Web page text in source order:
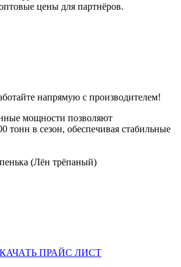
цены для партнёров.
напрямую с производителем!
мощности позволяют
тонн в сезон, обеспечивая стабильные
(Лён трёпаный)
ПРАЙС ЛИСТ